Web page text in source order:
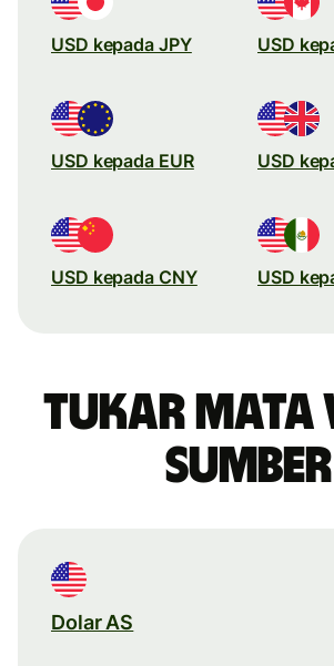
USD kepada JPY USD
USD kepada EUR USD
USD kepada CNY USD
Tukar mata
sumber
Dolar AS